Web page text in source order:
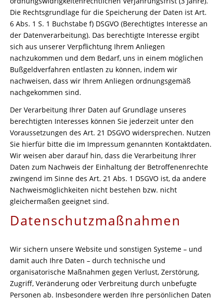
Die Rechtsgrundlage für die Speicherung der Daten ist Art.
6 Abs. 1 S. 1 Buchstabe f) DSGVO (Berechtigtes Interesse an
der Datenverarbeitung). Das berechtigte Interesse ergibt
sich aus unserer Verpflichtung Ihrem Anliegen
nachzukommen und dem Bedarf, uns in einem möglichen
Bußgeldverfahren entlasten zu können, indem wir
nachweisen, dass wir Ihrem Anliegen ordnungsgemäß
nachgekommen sind.
Der Verarbeitung Ihrer Daten auf Grundlage unseres
berechtigten Interesses können Sie jederzeit unter den
Voraussetzungen des Art. 21 DSGVO widersprechen. Nutzen
Sie hierfür bitte die im Impressum genannten Kontaktdaten.
Wir weisen aber darauf hin, dass die Verarbeitung Ihrer
Daten zum Nachweis der Einhaltung der Betroffenenrechte
zwingend im Sinne des Art. 21 Abs. 1 DSGVO ist, da andere
Nachweismöglichkeiten nicht bestehen bzw. nicht
gleichermaßen geeignet sind.
Datenschutzmaßnahmen
Wir sichern unsere Website und sonstigen Systeme – und
damit auch Ihre Daten – durch technische und
organisatorische Maßnahmen gegen Verlust, Zerstörung,
Zugriff, Veränderung oder Verbreitung durch unbefugte
Personen ab. Insbesondere werden Ihre persönlichen Daten